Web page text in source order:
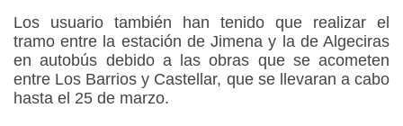
Los usuario también han tenido que realizar el
tramo entre la estación de Jimena y la de Algeciras
en autobús debido a las obras que se acometen
entre Los Barrios y Castellar, que se llevaran a cabo
hasta el 25 de marzo.